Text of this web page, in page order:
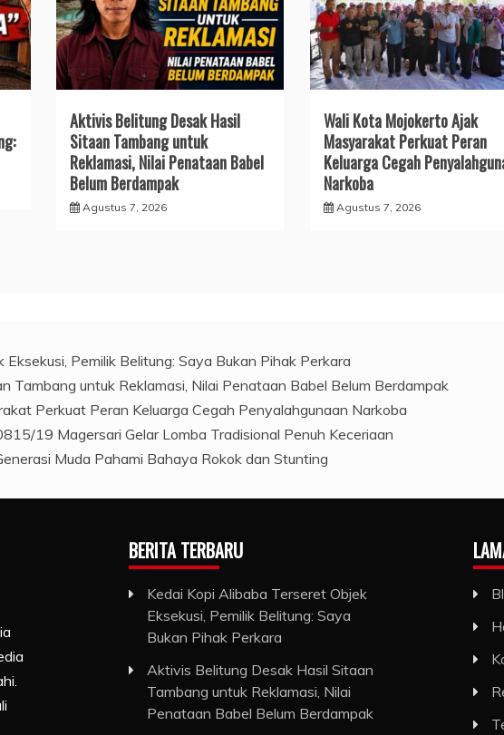
Aktivis Belitung Desak Hasil
Sitaan Tambang untuk
Reklamasi, Nilai Penataan Babel
Belum Berdampak
Agustus 7, 2026
Wali Kota Mojokerto Ajak
Masyarakat Perkuat Peran
Keluarga Cegah
Narkoba
Agustus 7, 2026
Pemilik Belitung: Saya Bukan Pihak Perkara
Tambang untuk Reklamasi, Nilai Penataan Babel Belum Berdampak
Perkuat Peran Keluarga Cegah Penyalahgunaan Narkoba
19 Magersari Gelar Lomba Tradisional Penuh Keceriaan
Muda Pahami Bahaya Rokok dan Stunting
BERITA TERBARU
Kedai Kopi Alibaba Terseret Objek
Eksekusi, Pemilik Belitung: Saya
Bukan Pihak Perkara
Aktivis Belitung Desak Hasil Sitaan
Tambang untuk Reklamasi, Nilai
Penataan Babel Belum Berdampak